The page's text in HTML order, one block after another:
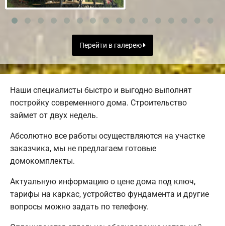
Перейти в галерею
Наши специалисты быстро и выгодно выполнят
постройку современного дома. Строительство
займет от двух недель.
Абсолютно все работы осуществляются на участке
заказчика, мы не предлагаем готовые
домокомплекты.
Актуальную информацию о цене дома под ключ,
тарифы на каркас, устройство фундамента и другие
вопросы можно задать по телефону.